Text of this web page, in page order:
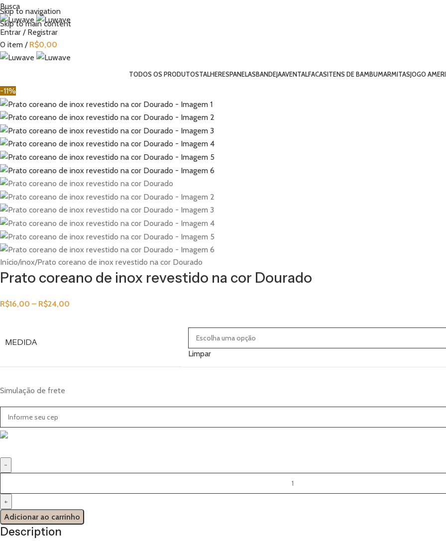
Skip to navigation
Skip to main content
Busca
Entrar / Registrar
0 item / R$0,00
TODOS OS PRODUTOSTALHERESPANELASBANDEJAAVENTALFACASITENS DE BAMBUMARMITASJOGO
-11%
Início inox Prato coreano de inox revestido na cor Dourado
Prato coreano de inox revestido na cor Dourado
R$16,00 – R$24,00
MEDIDA
Limpar
Simulação de frete
Adicionar ao carrinho
Description